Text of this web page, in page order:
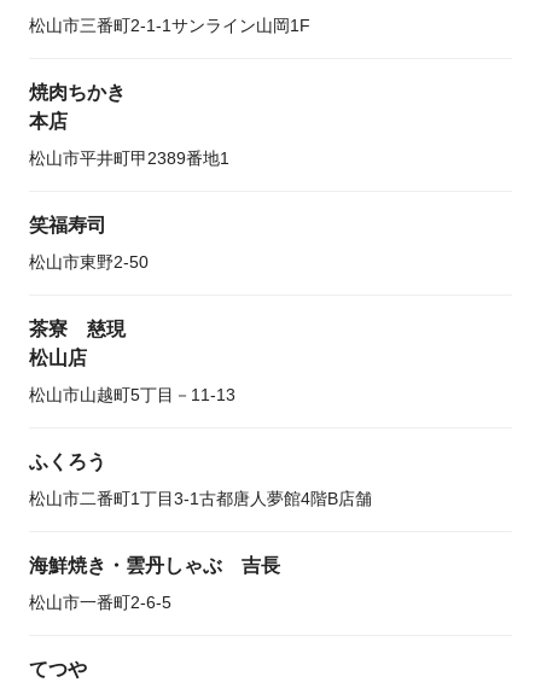
松山市三番町2-1-1サンライン山岡1F
焼肉ちかき
本店
松山市平井町甲2389番地1
笑福寿司
松山市東野2-50
茶寮 慈現
松山店
松山市山越町5丁目－11-13
ふくろう
松山市二番町1丁目3-1古都唐人夢館4階B店舗
海鮮焼き・雲丹しゃぶ 吉長
松山市一番町2-6-5
てつや